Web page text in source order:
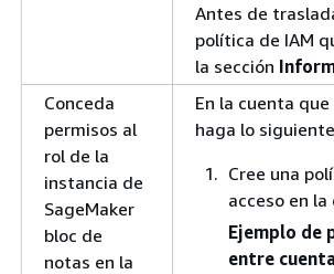
Antes de
política de IAM
la sección
Conceda
permisos al
rol de la
instancia de
SageMaker
bloc de
notas en la
En la cuenta
haga lo
Cree una
acceso en la
Ejemplo de
entre